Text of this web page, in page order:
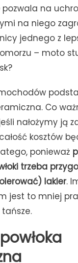
pozwala na
na niego
jednego z
– moto
Co
nałożymy ją
kosztów
ponieważ
trzeba
lakier.
jest to mniej